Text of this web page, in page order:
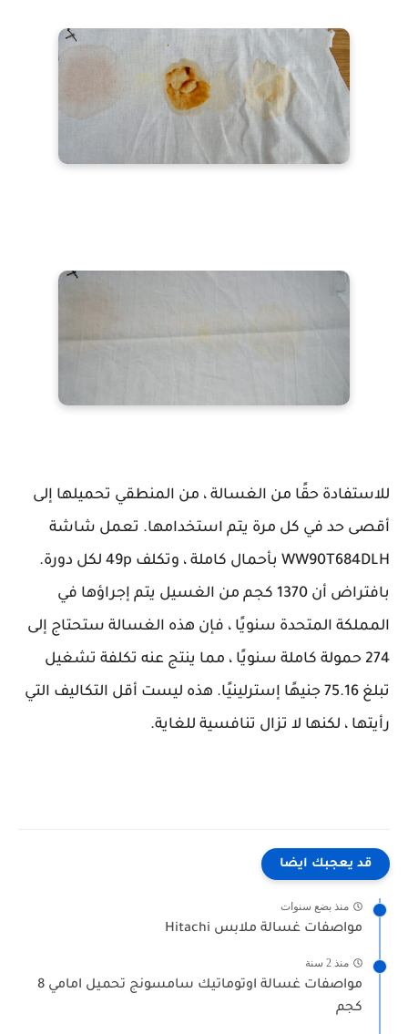
للاستفادة حقًا من الغسالة ، من المنطقي تحميلها إلى
أقصى حد في كل مرة يتم استخدامها. تعمل شاشة
WW90T684DLH بأحمال كاملة ، وتكلف 49p لكل دورة.
بافتراض أن 1370 كجم من الغسيل يتم إجراؤها في
المملكة المتحدة سنويًا ، فإن هذه الغسالة ستحتاج إلى
274 حمولة كاملة سنويًا ، مما ينتج عنه تكلفة تشغيل
تبلغ 75.16 جنيهًا إسترلينيًا. هذه ليست أقل التكاليف التي
رأيتها ، لكنها لا تزال تنافسية للغاية.
قد يعجبك ايضا
منذ بضع سنوات
مواصفات غسالة ملابس Hitachi
منذ 2 سنة
مواصفات غسالة اوتوماتيك سامسونج تحميل امامي 8
كجم